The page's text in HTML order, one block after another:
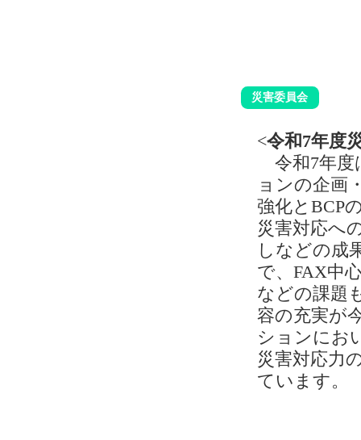
災害委員会
<令和7年度
令和7年度
ョンの企画
強化とBCP
災害対応へ
しなどの成
で、FAX中
などの課題
容の充実が
ションにお
災害対応力
ています。